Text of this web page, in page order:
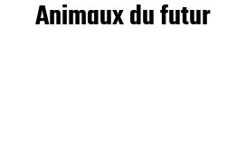
Animaux du futur